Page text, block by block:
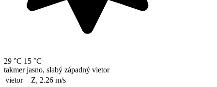
29 °C 15 °C
takmer jasno, slabý západný vietor
vietor
Z, 2.26 m/s